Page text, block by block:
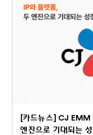
[카드뉴스] CJ EMM
엔진으로 기대되는